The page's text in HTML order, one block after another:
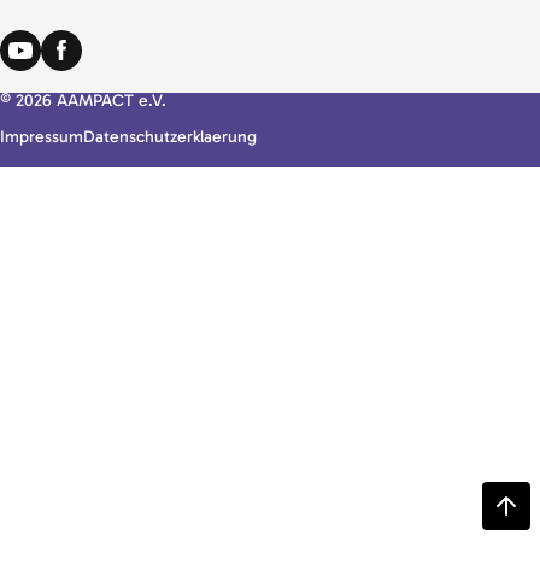
© 2026 AAMPACT e.V.
ImpressumDatenschutzerklaerung